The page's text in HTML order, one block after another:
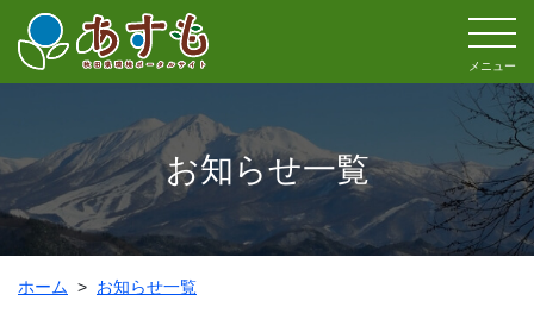
メニュー
お知らせ一覧
ホーム お知らせ一覧